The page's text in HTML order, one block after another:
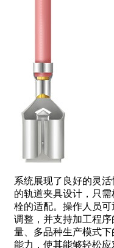
系统展现了良好的灵
的轨道夹具设计，只
栓的适配。操作人员
调整，并支持加工程
量、多品种生产模式
能力，使其能够轻松